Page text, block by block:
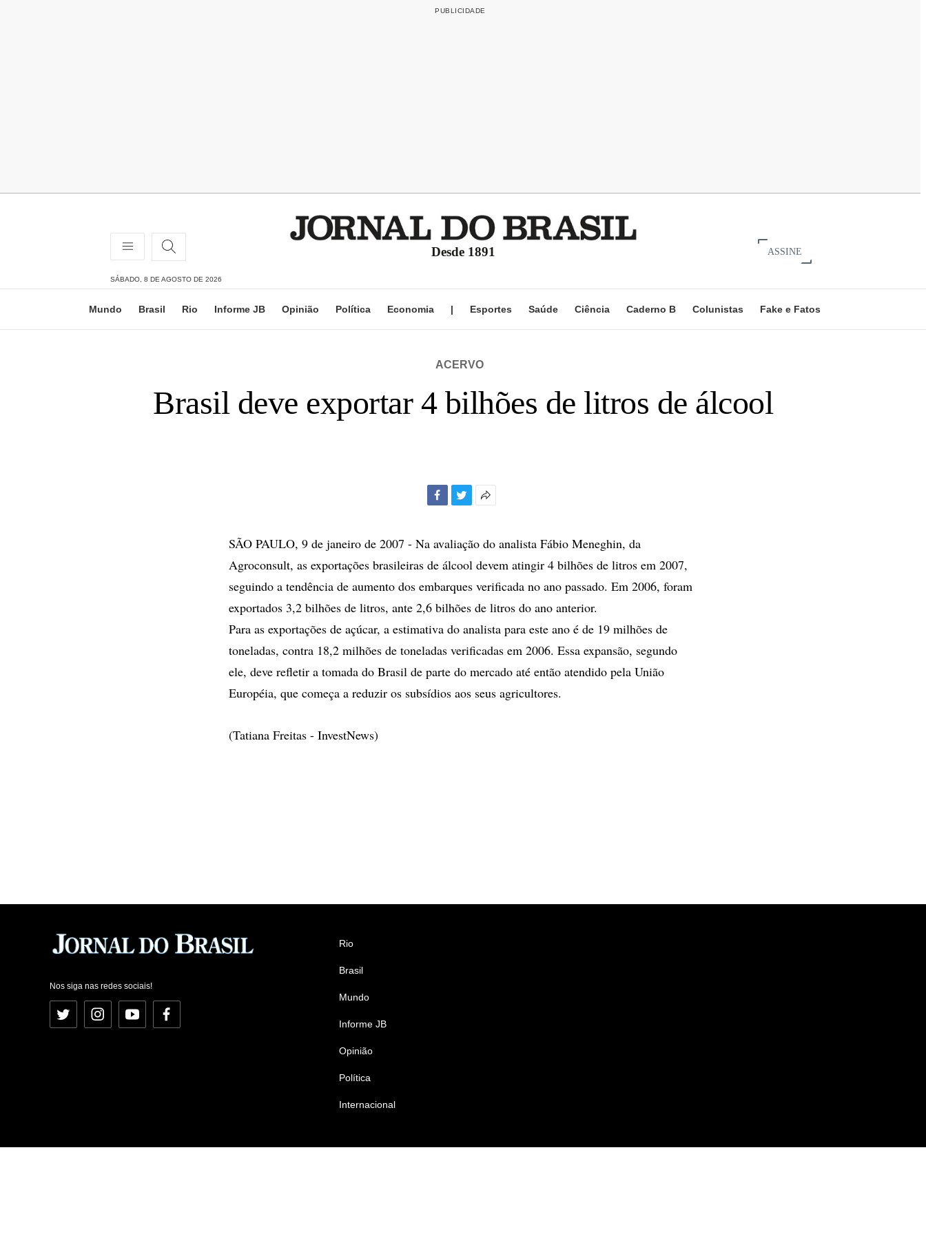
Desde 1891 ASSINE
SÁBADO, 8 DE AGOSTO DE 2026
Mundo Brasil Rio Informe JB Opinião Política Economia | Esportes Saúde Ciência Caderno B Colunistas Fake e Fatos
ACERVO
Brasil deve exportar 4 bilhões de litros de álcool
compartilhamento
SÃO PAULO, 9 de janeiro de 2007 - Na avaliação do analista Fábio Meneghin, da
Agroconsult, as exportações brasileiras de álcool devem atingir 4 bilhões de litros em 2007,
seguindo a tendência de aumento dos embarques verificada no ano passado. Em 2006, foram
exportados 3,2 bilhões de litros, ante 2,6 bilhões de litros do ano anterior.
Para as exportações de açúcar, a estimativa do analista para este ano é de 19 milhões de
toneladas, contra 18,2 milhões de toneladas verificadas em 2006. Essa expansão, segundo
ele, deve refletir a tomada do Brasil de parte do mercado até então atendido pela União
Européia, que começa a reduzir os subsídios aos seus agricultores.
(Tatiana Freitas - InvestNews)
Nos siga nas redes sociais!
Twitter InstagramYouTubeFacebook
Rio
Brasil
Mundo
Informe JB
Opinião
Política
Internacional